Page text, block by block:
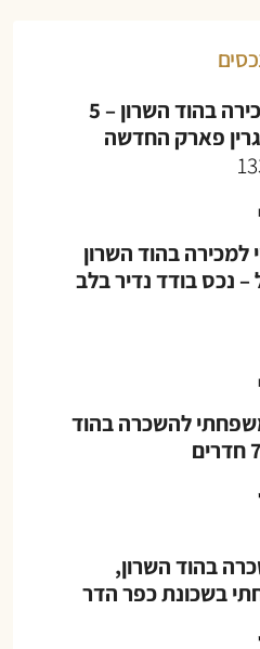
דירה למכירה בהוד השרון – 5
פארק החדשה
למכירה בהוד השרון
– נכס בודד נדיר בלב
להשכרה בהוד
בהוד השרון,
בשכונת כפר הדר